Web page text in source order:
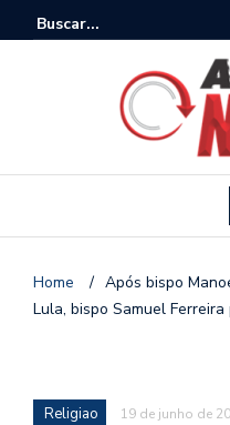
Home / Após bispo
Lula, bispo Samuel
Religiao 19 de junho de